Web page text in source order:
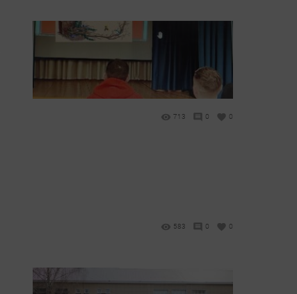
713 0 0
583 0 0